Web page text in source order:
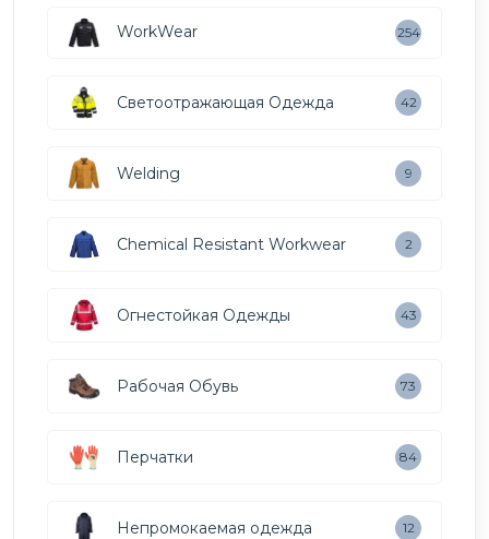
WorkWear 254
Светоотражающая Одежда 42
Welding 9
Chemical Resistant Workwear 2
Огнестойкая Одежды 43
Рабочая Обувь 73
Перчатки 84
Непромокаемая одежда 12